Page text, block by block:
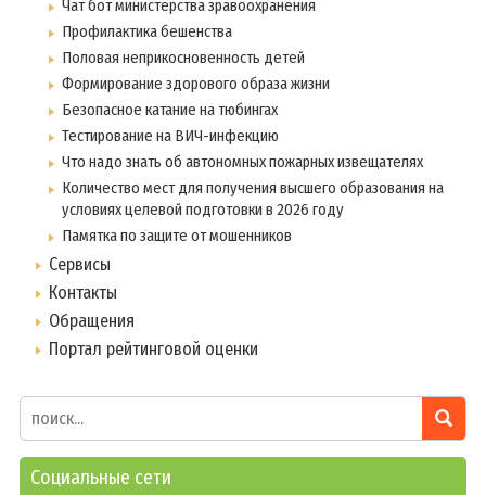
Чат бот министерства зравоохранения
Профилактика бешенства
Половая неприкосновенность детей
Формирование здорового образа жизни
Безопасное катание на тюбингах
Тестирование на ВИЧ-инфекцию
Что надо знать об автономных пожарных извещателях
Количество мест для получения высшего образования на
условиях целевой подготовки в 2026 году
Памятка по защите от мошенников
Сервисы
Контакты
Обращения
Портал рейтинговой оценки
Социальные сети